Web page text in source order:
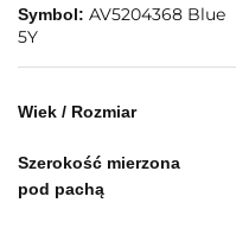
Symbol: AV5204368 Blue
5Y
Wiek / Rozmiar
Szerokość mierzona
pod pachą